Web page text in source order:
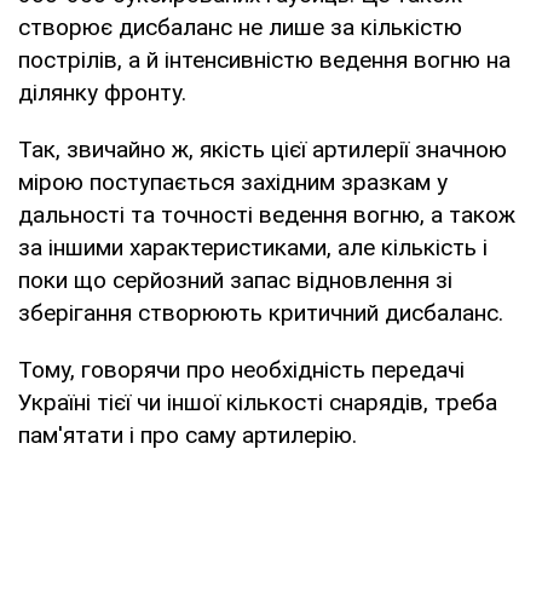
створює дисбаланс не лише за кількістю
пострілів, а й інтенсивністю ведення вогню на
ділянку фронту.
Так, звичайно ж, якість цієї артилерії значною
мірою поступається західним зразкам у
дальності та точності ведення вогню, а також
за іншими характеристиками, але кількість і
поки що серйозний запас відновлення зі
зберігання створюють критичний дисбаланс.
Тому, говорячи про необхідність передачі
Україні тієї чи іншої кількості снарядів, треба
пам'ятати і про саму артилерію.